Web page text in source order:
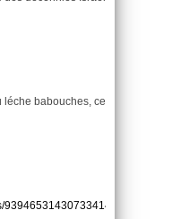
léche babouches, ce
video/1